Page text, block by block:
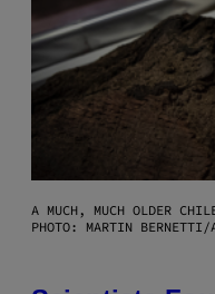
A MUCH, MUCH OLDER
PHOTO: MARTIN